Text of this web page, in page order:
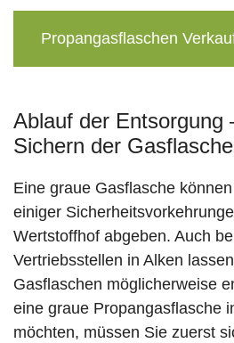
Propangasflaschen
Ablauf der Entsorgung
Sichern der Gasflasche
Eine graue Gasflasche
einiger
Wertstoffhof abgeben. Auch
Vertriebsstellen in Alken
Gasflaschen möglicherweise
eine graue Propangasflasche
möchten, müssen Sie zuerst